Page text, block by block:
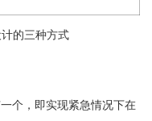
的三种方式
个，即实现紧急情况下在